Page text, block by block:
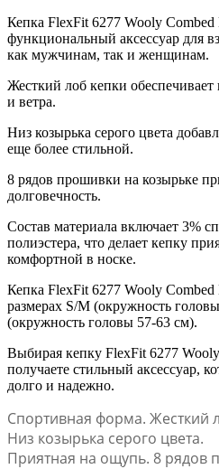
Кепка FlexFit 6277 Wooly
функциональный аксессуар для
как мужчинам, так и женщинам.
Жесткий лоб кепки
и ветра.
Низ козырька серого цвета
еще более стильной.
8 рядов прошивки на козырьке
долговечность.
Состав материала включает 3%
полиэстера, что делает кепку
комфортной в носке.
Кепка FlexFit 6277 Wooly Combed
размерах S/M (окружность
(окружность головы 57-63 см).
Выбирая кепку FlexFit 6277
получаете стильный аксессуар,
долго и надежно.
Спортивная форма. Жесткий
Низ козырька серого цвета.
Приятная на ощупь. 8 рядов